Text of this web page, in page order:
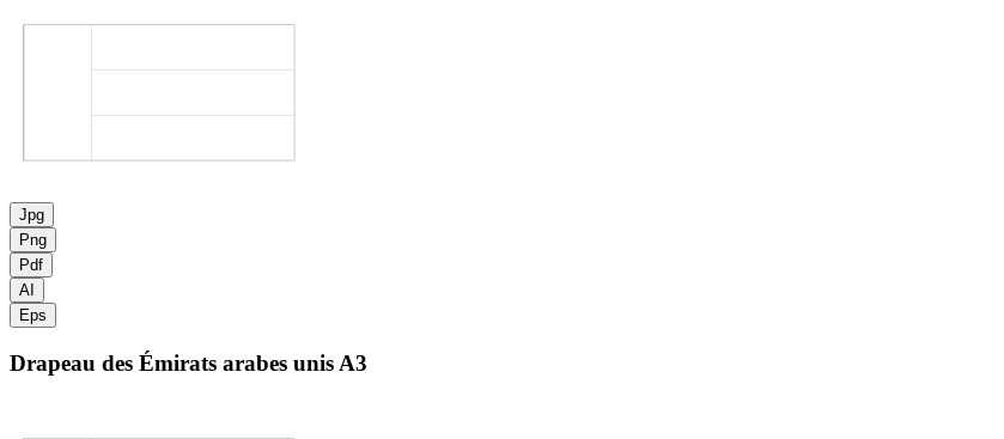
Jpg
Png
Pdf
AI
Eps
Drapeau des Émirats arabes unis A3